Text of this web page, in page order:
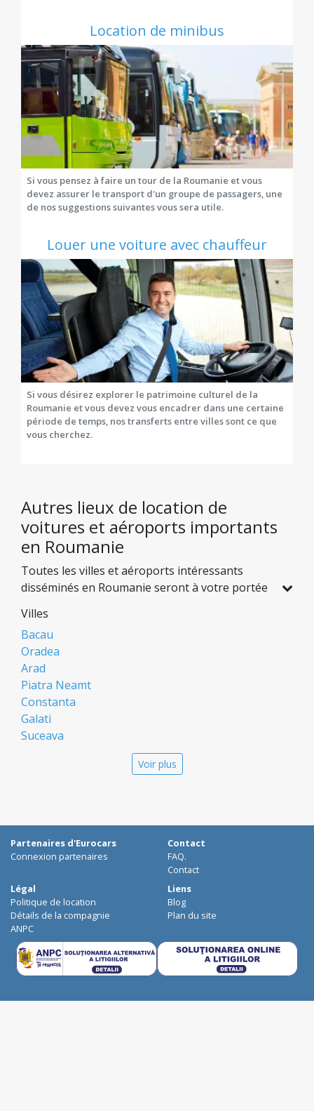
Location de minibus
Si vous pensez à faire un tour de la Roumanie et vous
devez assurer le transport d'un groupe de passagers, une
de nos suggestions suivantes vous sera utile.
Louer une voiture avec chauffeur
Si vous désirez explorer le patrimoine culturel de la
Roumanie et vous devez vous encadrer dans une certaine
période de temps, nos transferts entre villes sont ce que
vous cherchez.
Autres lieux de location de
voitures et aéroports importants
en Roumanie
Toutes les villes et aéroports intéressants
disséminés en Roumanie seront à votre portée
que l’on peut trouver à une distance
relativement courte les uns des autres.
Villes
Bacau
Oradea
Arad
Piatra Neamt
Constanta
Galati
Suceava
Botosani
Deva
Alba Iulia
Baia Mare
Bistrita
Braila
Buzau
Miercurea Ciuc
Ramnicu Valcea
Voir plus
Partenaires d'Eurocars
Connexion partenaires
Contact
FAQ.
Contact
Légal
Politique de location
Détails de la compagnie
ANPC
Liens
Blog
Plan du site